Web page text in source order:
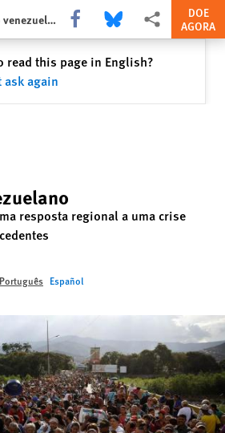
O êxodo venezuelano Share this via Facebook
Share this via Bluesky
Share this viaDOE
AGORA
read this page in English?
ask again
resposta regional a uma crise
Português Español